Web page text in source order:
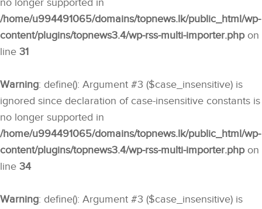
no longer supported in
/home/u994491065/domains/topnews.lk/public_html/wp-
content/plugins/topnews3.4/wp-rss-multi-importer.phpon
line 31
Warning: define(): Argument #3 ($case_insensitive) is
ignored since declaration of case-insensitive constants is
no longer supported in
/home/u994491065/domains/topnews.lk/public_html/wp-
content/plugins/topnews3.4/wp-rss-multi-importer.phpon
line 34
Warning: define(): Argument #3 ($case_insensitive) is